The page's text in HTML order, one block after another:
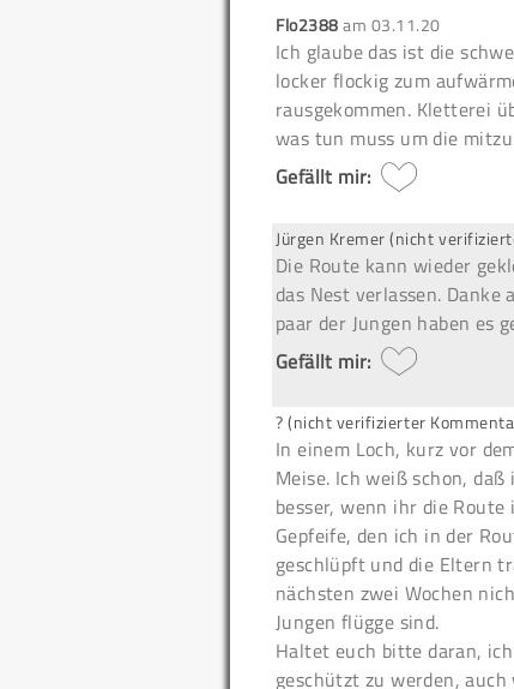
Flo2388am 03.11.20
Ich glaube das ist die
locker flockig zum
rausgekommen. Kletterei
was tun muss um die
Gefällt mir:
Jürgen Kremer (nicht
Die Route kann wieder
das Nest verlassen.
paar der Jungen haben es
Gefällt mir:
? (nicht verifizierter
In einem Loch, kurz vor
Meise. Ich weiß schon,
besser, wenn ihr die
Gepfeife, den ich in der
geschlüpft und die Eltern
nächsten zwei Wochen
Jungen flügge sind.
Haltet euch bitte daran,
geschützt zu werden,